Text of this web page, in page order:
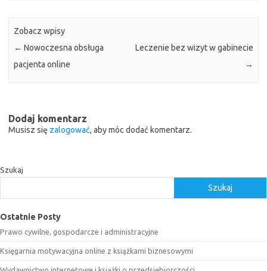
Zobacz wpisy
← Nowoczesna obsługa
pacjenta online
Leczenie bez wizyt w gabinecie
→
Dodaj komentarz
Musisz się zalogować, aby móc dodać komentarz.
Szukaj
Szukaj
Ostatnie Posty
Prawo cywilne, gospodarcze i administracyjne
Księgarnia motywacyjna online z książkami biznesowymi